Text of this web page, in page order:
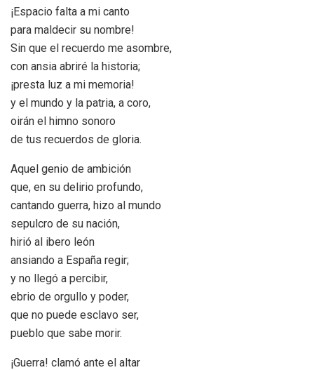
¡Espacio falta a mi canto
para maldecir su nombre!
Sin que el recuerdo me asombre,
con ansia abriré la historia;
¡presta luz a mi memoria!
y el mundo y la patria, a coro,
oirán el himno sonoro
de tus recuerdos de gloria.
Aquel genio de ambición
que, en su delirio profundo,
cantando guerra, hizo al mundo
sepulcro de su nación,
hirió al ibero león
ansiando a España regir;
y no llegó a percibir,
ebrio de orgullo y poder,
que no puede esclavo ser,
pueblo que sabe morir.
¡Guerra! clamó ante el altar